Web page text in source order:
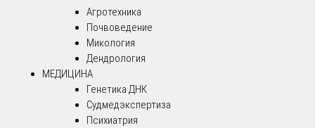
Агротехника
Почвоведение
Микология
Дендрология
МЕДИЦИНА
Генетика ДНК
Судмедэкспертиза
Психиатрия